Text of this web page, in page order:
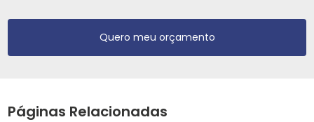
Quero meu orçamento
Páginas Relacionadas